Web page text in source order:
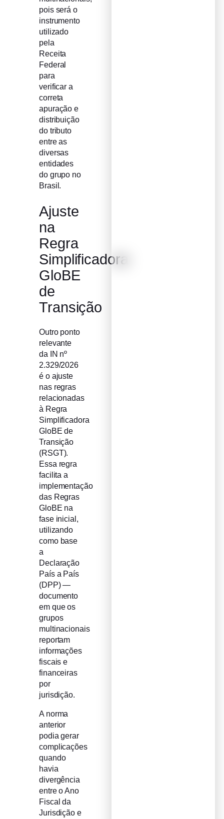
pois será o
instrumento
utilizado
pela
Receita
Federal
para
verificar a
correta
apuração e
distribuição
do tributo
entre as
diversas
entidades
do grupo no
Brasil.
Ajuste
na
Regra
Simplificadora
GloBE
de
Transição
Outro ponto
relevante
da IN nº
2.329/2026
é o ajuste
nas regras
relacionadas
à Regra
Simplificadora
GloBE de
Transição
(RSGT).
Essa regra
facilita a
implementação
das Regras
GloBE na
fase inicial,
utilizando
como base
a
Declaração
País a País
(DPP) —
documento
em que os
grupos
multinacionais
reportam
informações
fiscais e
financeiras
por
jurisdição.
A norma
anterior
podia gerar
complicações
quando
havia
divergência
entre o Ano
Fiscal da
Jurisdição e